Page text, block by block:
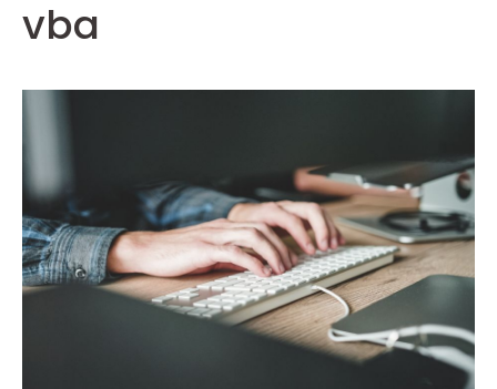
vba